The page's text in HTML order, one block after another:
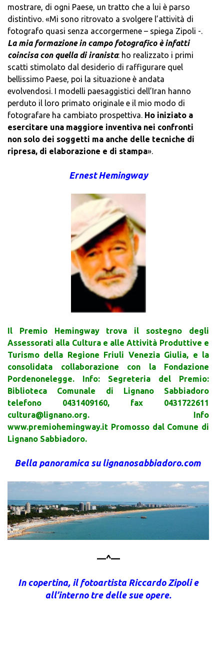
mostrare, di ogni Paese, un tratto che a lui è parso
distintivo. «Mi sono ritrovato a svolgere l’attività di
fotografo quasi senza accorgermene – spiega Zipoli -.
La mia formazione in campo fotografico è infatti
coincisa con quella di iranista: ho realizzato i primi
scatti stimolato dal desiderio di raffigurare quel
bellissimo Paese, poi la situazione è andata
evolvendosi. I modelli paesaggistici dell’Iran hanno
perduto il loro primato originale e il mio modo di
fotografare ha cambiato prospettiva. Ho iniziato a
esercitare una maggiore inventiva nei confronti
non solo dei soggetti ma anche delle tecniche di
ripresa, di elaborazione e di stampa».
Ernest Hemingway
Il Premio Hemingway trova il sostegno degli
Assessorati alla Cultura e alle Attività Produttive e
Turismo della Regione Friuli Venezia Giulia, e la
consolidata collaborazione con la Fondazione
Pordenonelegge. Info: Segreteria del Premio:
Biblioteca Comunale di Lignano Sabbiadoro
telefono 0431409160, fax 0431722611
cultura@lignano.org. Info
www.premiohemingway.it Promosso dal Comune di
Lignano Sabbiadoro.
Bella panoramica su lignanosabbiadoro.com
—^—
In copertina, il fotoartista Riccardo Zipoli e
all’interno tre delle sue opere.